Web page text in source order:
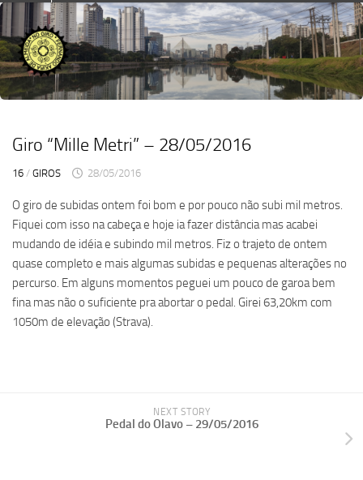
Skip
content
Giro “Mille Metri” – 28/05/2016
16 / GIROS 28/05/2016
O giro de subidas ontem foi bom e por pouco não subi mil metros.
Fiquei com isso na cabeça e hoje ia fazer distância mas acabei
mudando de idéia e subindo mil metros. Fiz o trajeto de ontem
quase completo e mais algumas subidas e pequenas alterações no
percurso. Em alguns momentos peguei um pouco de garoa bem
fina mas não o suficiente pra abortar o pedal. Girei 63,20km com
1050m de elevação (Strava).
NEXT STORY
Pedal do Olavo – 29/05/2016